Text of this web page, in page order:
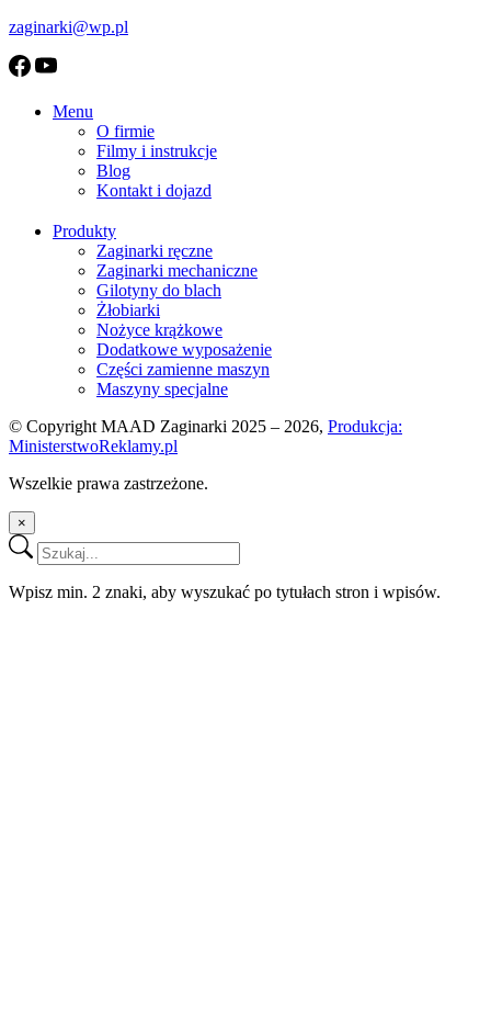
zaginarki@wp.pl
Menu
O firmie
Filmy i instrukcje
Blog
Kontakt i dojazd
Produkty
Zaginarki ręczne
Zaginarki mechaniczne
Gilotyny do blach
Żłobiarki
Nożyce krążkowe
Dodatkowe wyposażenie
Części zamienne maszyn
Maszyny specjalne
© Copyright MAAD Zaginarki 2025 – 2026, Produkcja:
MinisterstwoReklamy.pl
Wszelkie prawa zastrzeżone.
×
Wpisz min. 2 znaki, aby wyszukać po tytułach stron i wpisów.